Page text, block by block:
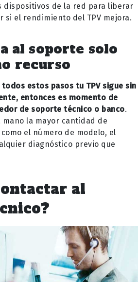
dispositivos de la red para liberar
si el rendimiento del TPV mejora.
al soporte solo
recurso
estos pasos tu TPV sigue sin
entonces es momento de
de soporte técnico o banco.
la mayor cantidad de
el número de modelo, el
diagnóstico previo que
al